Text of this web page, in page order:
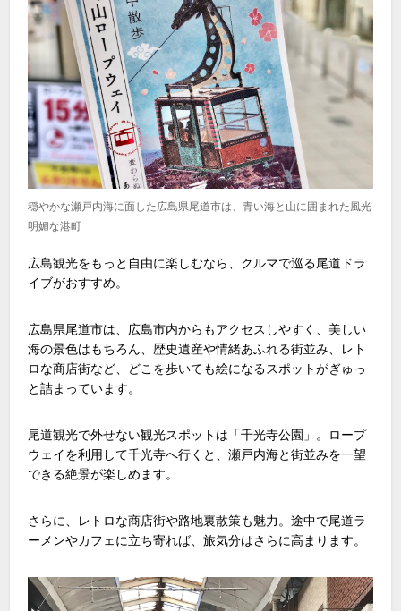
穏やかな瀬戸内海に面した広島県尾道市は、青い海と山に囲まれた風光
明媚な港町
広島観光をもっと自由に楽しむなら、クルマで巡る尾道ドラ
イブがおすすめ。
広島県尾道市は、広島市内からもアクセスしやすく、美しい
海の景色はもちろん、歴史遺産や情緒あふれる街並み、レト
ロな商店街など、どこを歩いても絵になるスポットがぎゅっ
と詰まっています。
尾道観光で外せない観光スポットは「千光寺公園」。ロープ
ウェイを利用して千光寺へ行くと、瀬戸内海と街並みを一望
できる絶景が楽しめます。
さらに、レトロな商店街や路地裏散策も魅力。途中で尾道ラ
ーメンやカフェに立ち寄れば、旅気分はさらに高まります。